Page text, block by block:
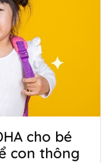
cho bé
con thông